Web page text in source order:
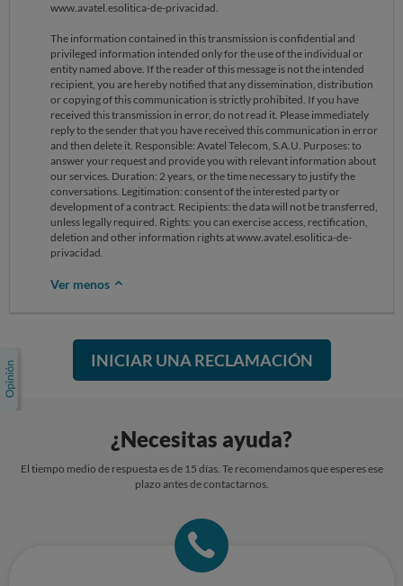
www.avatel.esolitica-de-privacidad.
The information contained in this transmission is confidential and
privileged information intended only for the use of the individual or
entity named above. If the reader of this message is not the intended
recipient, you are hereby notified that any dissemination, distribution
or copying of this communication is strictly prohibited. If you have
received this transmission in error, do not read it. Please immediately
reply to the sender that you have received this communication in error
and then delete it. Responsible: Avatel Telecom, S.A.U. Purposes: to
answer your request and provide you with relevant information about
our services. Duration: 2 years, or the time necessary to justify the
conversations. Legitimation: consent of the interested party or
development of a contract. Recipients: the data will not be transferred,
unless legally required. Rights: you can exercise access, rectification,
deletion and other information rights at www.avatel.esolitica-de-
privacidad.
Ver menos
INICIAR UNA RECLAMACIÓN
¿Necesitas ayuda?
El tiempo medio de respuesta es de 15 días. Te recomendamos que esperes ese
plazo antes de contactarnos.